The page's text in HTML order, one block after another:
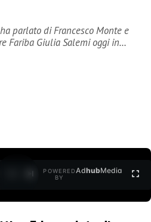
parlato di Francesco Monte e
Fariba Giulia Salemi oggi in…
POWERED
BY
AdhubMedia